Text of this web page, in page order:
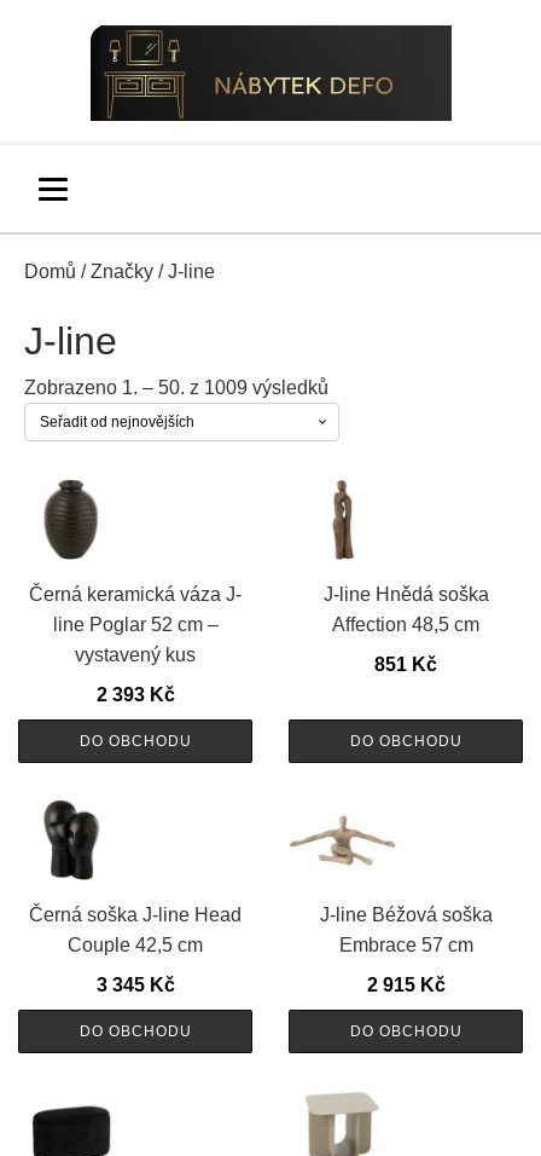
Domů /Značky / J-line
J-line
Zobrazeno 1. – 50. z 1009 výsledků
nejnovějších
Černá keramická váza J-
line Poglar 52 cm –
vystavený kus
2 393 Kč
DO OBCHODU
J-line Hnědá soška
Affection 48,5 cm
851 Kč
DO OBCHODU
Černá soška J-line Head
Couple 42,5 cm
3 345 Kč
DO OBCHODU
J-line Béžová soška
Embrace 57 cm
2 915 Kč
DO OBCHODU